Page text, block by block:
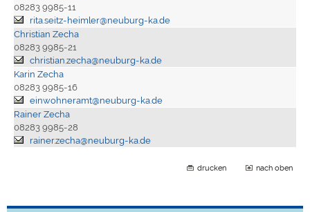
08283 9985-11
rita.seitz-heimler@neuburg-ka.de
Christian Zecha
08283 9985-21
christian.zecha@neuburg-ka.de
Karin Zecha
08283 9985-16
einwohneramt@neuburg-ka.de
Rainer Zecha
08283 9985-28
rainer.zecha@neuburg-ka.de
drucken nach oben